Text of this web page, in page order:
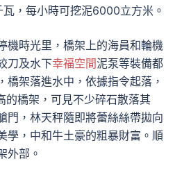
，每小時可挖泥6000立方米。
機時光里，橋架上的海員和輪機
刀及水下幸福空間泥泵等裝備都
橋架落進水中，依據指令起落，
的橋架，可見不少碎石散落其
門，林天秤隨即將蕾絲絲帶拋向
學，中和牛土豪的粗暴財富。順
外部。